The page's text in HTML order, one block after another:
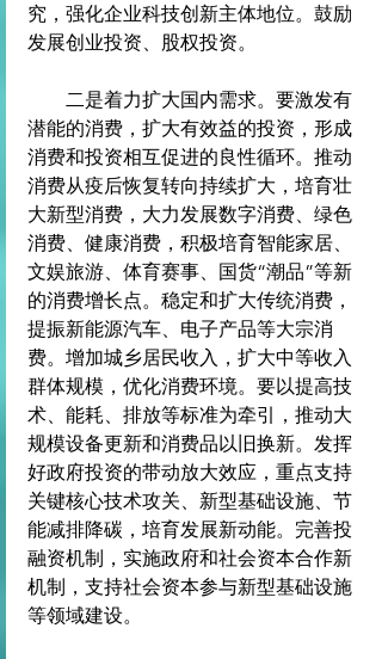
究，强化企业科技创新主体地位。鼓励
发展创业投资、股权投资。
二是着力扩大国内需求。要激发有
潜能的消费，扩大有效益的投资，形成
消费和投资相互促进的良性循环。推动
消费从疫后恢复转向持续扩大，培育壮
大新型消费，大力发展数字消费、绿色
消费、健康消费，积极培育智能家居、
文娱旅游、体育赛事、国货“潮品”等新
的消费增长点。稳定和扩大传统消费，
提振新能源汽车、电子产品等大宗消
费。增加城乡居民收入，扩大中等收入
群体规模，优化消费环境。要以提高技
术、能耗、排放等标准为牵引，推动大
规模设备更新和消费品以旧换新。发挥
好政府投资的带动放大效应，重点支持
关键核心技术攻关、新型基础设施、节
能减排降碳，培育发展新动能。完善投
融资机制，实施政府和社会资本合作新
机制，支持社会资本参与新型基础设施
等领域建设。